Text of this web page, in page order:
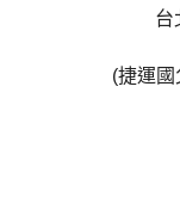
台
(捷運